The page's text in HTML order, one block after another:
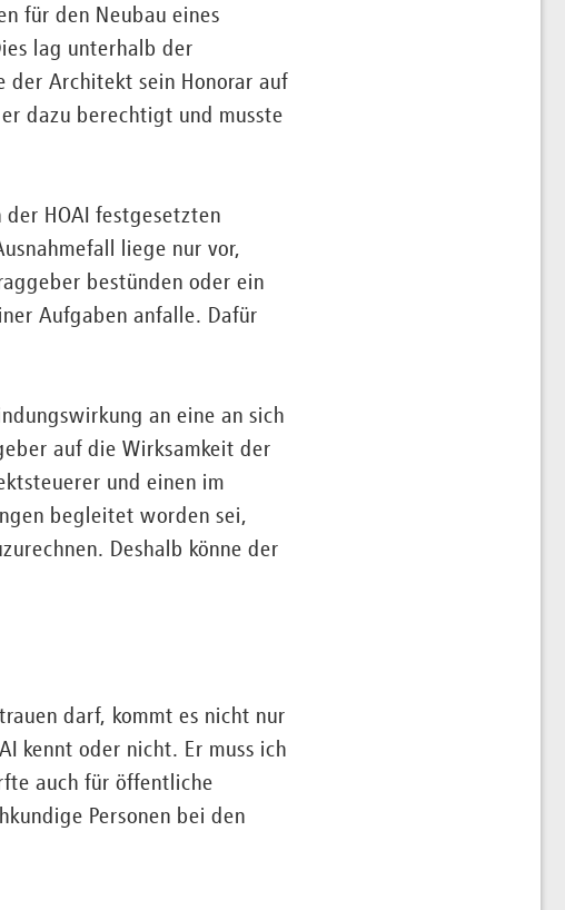
für den Neubau eines
lag unterhalb der
der Architekt sein Honorar auf
dazu berechtigt und musste
HOAI festgesetzten
liege nur vor,
bestünden oder ein
Aufgaben anfalle. Dafür
an eine an sich
auf die Wirksamkeit der
und einen im
begleitet worden sei,
Deshalb könne der
darf, kommt es nicht nur
kennt oder nicht. Er muss ich
auch für öffentliche
Personen bei den